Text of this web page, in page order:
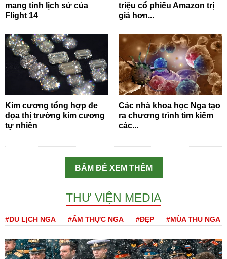
mang tính lịch sử của
Flight 14
triệu cổ phiếu Amazon trị
giá hơn...
Kim cương tổng hợp đe
dọa thị trường kim cương
tự nhiên
Các nhà khoa học Nga tạo
ra chương trình tìm kiếm
các...
BẤM ĐỂ XEM THÊM
THƯ VIỆN MEDIA
#DU LỊCH NGA #ẨM THỰC NGA #ĐẸP #MÙA THU NGA